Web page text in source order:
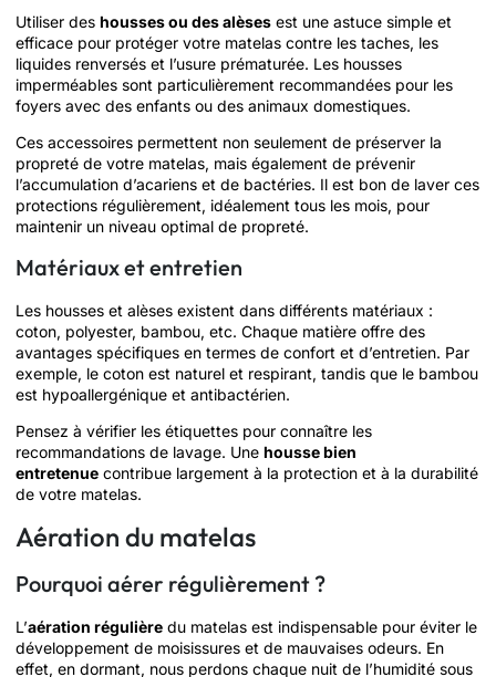
Utiliser des housses ou des alèses est une astuce simple et
efficace pour protéger votre matelas contre les taches, les
liquides renversés et l’usure prématurée. Les housses
imperméables sont particulièrement recommandées pour les
foyers avec des enfants ou des animaux domestiques.
Ces accessoires permettent non seulement de préserver la
propreté de votre matelas, mais également de prévenir
l’accumulation d’acariens et de bactéries. Il est bon de laver ces
protections régulièrement, idéalement tous les mois, pour
maintenir un niveau optimal de propreté.
Matériaux et entretien
Les housses et alèses existent dans différents matériaux :
coton, polyester, bambou, etc. Chaque matière offre des
avantages spécifiques en termes de confort et d’entretien. Par
exemple, le coton est naturel et respirant, tandis que le bambou
est hypoallergénique et antibactérien.
Pensez à vérifier les étiquettes pour connaître les
recommandations de lavage. Une housse bien
entretenue contribue largement à la protection et à la durabilité
de votre matelas.
Aération du matelas
Pourquoi aérer régulièrement ?
L’aération régulière du matelas est indispensable pour éviter le
développement de moisissures et de mauvaises odeurs. En
effet, en dormant, nous perdons chaque nuit de l’humidité sous